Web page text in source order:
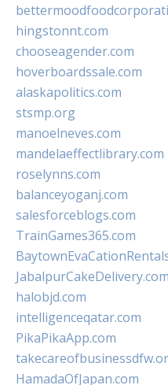
hingstonnt.com
chooseagender.com
hoverboardssale.com
alaskapolitics.com
stsmp.org
manoelneves.com
mandelaeffectlibrary.com
roselynns.com
balanceyoganj.com
salesforceblogs.com
TrainGames365.com
JabalpurCakeDelivery.com
halobjd.com
intelligenceqatar.com
PikaPikaApp.com
HamadaOfJapan.com